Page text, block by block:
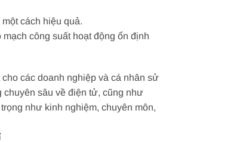
cách hiệu quả.
công suất hoạt động ổn định
các doanh nghiệp và cá nhân sử
chuyên sâu về điện tử, cũng như
như kinh nghiệm, chuyên môn,